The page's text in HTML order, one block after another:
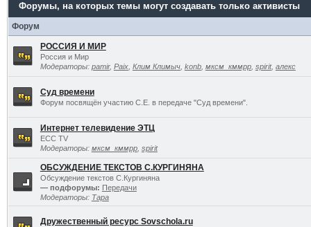
Форумы, на которых темы могут создавать только активисты
Форум
РОССИЯ И МИР
Россия и Мир
Модераторы: pamir, Paix, Клим Климыч, konb, мксм_кммрр, spirit, алекс
Суд времени
Форум посвящён участию С.Е. в передаче "Суд времени".
Интернет телевидение ЭТЦ
ECC TV
Модераторы: мксм_кммрр, spirit
ОБСУЖДЕНИЕ ТЕКСТОВ С.КУРГИНЯНА
Обсуждение текстов С.Кургиняна
— подфорумы: Передачи
Модераторы: Тара
Дружественный ресурс Sovschola.ru